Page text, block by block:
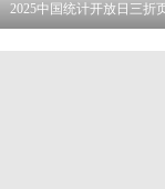
2025中国统计开放日三折